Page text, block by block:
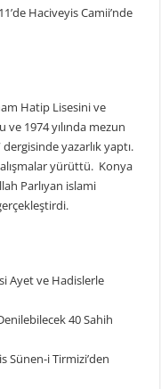
Haciveyis Camii’nde
Hatip Lisesini ve
1974 yılında mezun
dergisinde yazarlık yaptı.
yürüttü. Konya
Parlıyan islami
Ayet ve Hadislerle
40 Sahih
Sünen-i Tirmizi’den